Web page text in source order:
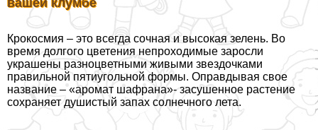
Крокосмия – это всегда сочная и высокая зелень. Во
время долгого цветения непроходимые заросли
украшены разноцветными живыми звездочками
правильной пятиугольной формы. Оправдывая свое
название – «аромат шафрана»- засушенное растение
сохраняет душистый запах солнечного лета.